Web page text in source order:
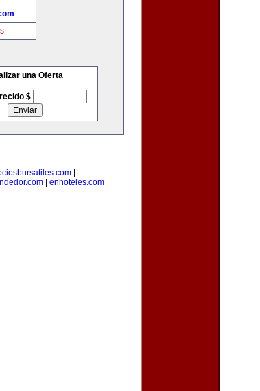
una Oferta
$
enhoteles.com